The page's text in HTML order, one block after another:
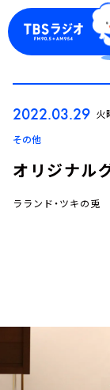
トピック
2022.03.29 火
その他
オリジナル
ラランド・ツキの兎